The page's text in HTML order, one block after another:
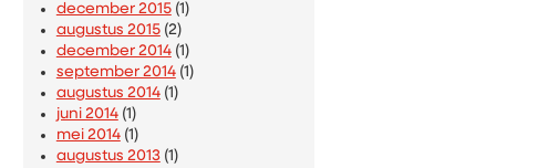
december 2015(1)
augustus 2015(2)
december 2014(1)
september 2014(1)
augustus 2014(1)
juni 2014(1)
mei 2014(1)
augustus 2013(1)